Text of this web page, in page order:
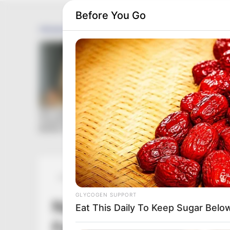
PostedFriss hírek
Nagy Ervin: Az forog
Before You Go
GLYCOGEN SUPPORT
Eat This Daily To Keep Sugar